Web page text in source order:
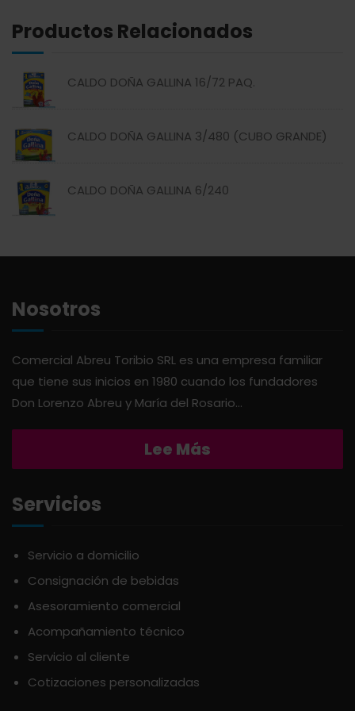
HARINAS
HIGIENE PERSONAL
LÁCTEOS
OTROS
SALSAS
SAZONES
SNACKS
ABSOLUT
ACTIVAGEL
AGAVITA
APERITIVO
ARIENZO DE MARQUEZ
ATLANTICO
AVALON
Productos Relacionados
CALDO DOÑA GALLINA 16/72 PAQ.
CALDO DOÑA GALLINA 3/480 (CUBO GRANDE)
CALDO DOÑA GALLINA 6/240
Nosotros
Comercial Abreu Toribio SRL es una empresa familiar
que tiene sus inicios en 1980 cuando los fundadores
Don Lorenzo Abreu y María del Rosario...
Lee Más
Servicios
Servicio a domicilio
Consignación de bebidas
Asesoramiento comercial
Acompañamiento técnico
Servicio al cliente
Cotizaciones personalizadas